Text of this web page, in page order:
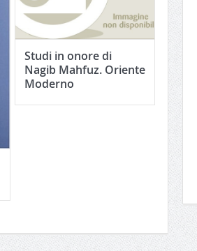
Studi in onore di
Nagib Mahfuz. Oriente
Moderno